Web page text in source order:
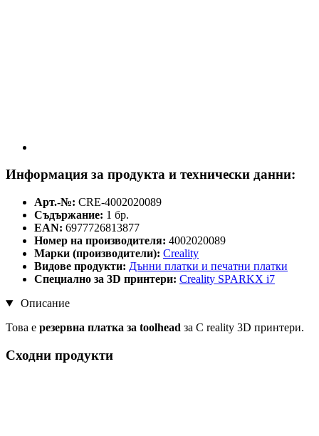
Информация за продукта и технически данни:
Арт.-№: CRE-4002020089
Съдържание: 1 бр.
EAN: 6977726813877
Номер на производителя: 4002020089
Марки (производители): Creality
Видове продукти: Дънни платки и печатни платки
Специално за 3D принтери: Creality SPARKX i7
Описание
Това е резервна платка за toolhead за C reality 3D принтери.
Сходни продукти